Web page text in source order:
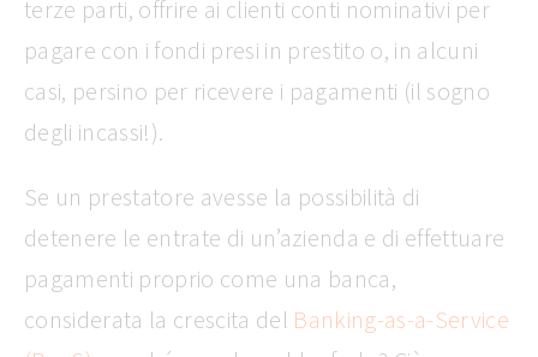
terze parti, offrire ai clienti conti nominativi per
pagare con i fondi presi in prestito o, in alcuni
casi, persino per ricevere i pagamenti (il sogno
degli incassi!).
Se un prestatore avesse la possibilità di
detenere le entrate di un’azienda e di effettuare
pagamenti proprio come una banca,
considerata la crescita del Banking-as-a-Service